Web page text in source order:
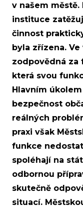
v našem
instituce
činnost
byla zřízena.
zodpovědná za
která svou
Hlavním
bezpečnost
reálných
praxi však
funkce
spoléhají na
odbornou
skutečně
situací.